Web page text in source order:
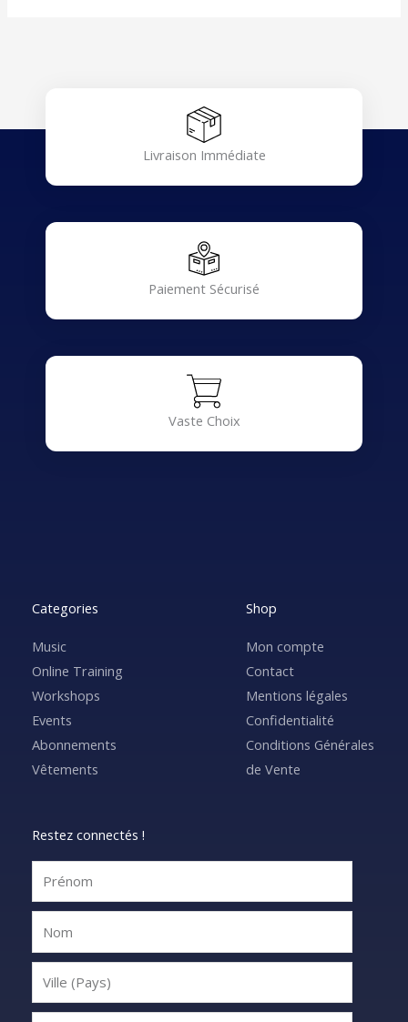
Livraison Immédiate
Paiement Sécurisé
Vaste Choix
Categories
Music
Online Training
Workshops
Events
Abonnements
Vêtements
Shop
Mon compte
Contact
Mentions légales
Confidentialité
Conditions Générales
de Vente
Restez connectés !